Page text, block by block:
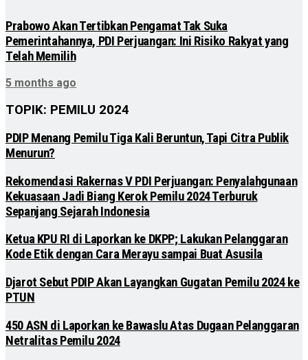
Prabowo Akan Tertibkan Pengamat Tak Suka
Pemerintahannya, PDI Perjuangan: Ini Risiko Rakyat yang
Telah Memilih
5 months ago
TOPIK: PEMILU 2024
PDIP Menang Pemilu Tiga Kali Beruntun, Tapi Citra Publik
Menurun?
Rekomendasi Rakernas V PDI Perjuangan: Penyalahgunaan
Kekuasaan Jadi Biang Kerok Pemilu 2024 Terburuk
Sepanjang Sejarah Indonesia
Ketua KPU RI di Laporkan ke DKPP; Lakukan Pelanggaran
Kode Etik dengan Cara Merayu sampai Buat Asusila
Djarot Sebut PDIP Akan Layangkan Gugatan Pemilu 2024 ke
PTUN
450 ASN di Laporkan ke Bawaslu Atas Dugaan Pelanggaran
Netralitas Pemilu 2024